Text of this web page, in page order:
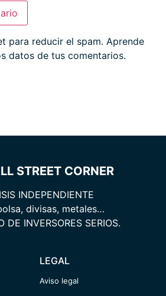
para reducir el spam. Aprende
datos de tus comentarios.
STREET CORNER
INDEPENDIENTE
divisas, metales…
DE INVERSORES SERIOS.
LEGAL
Aviso legal